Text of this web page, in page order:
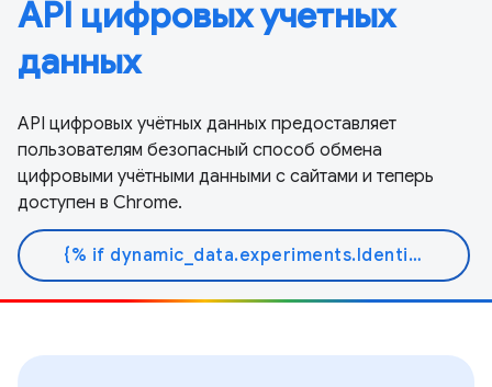
API цифровых учетных
данных
API цифровых учётных данных предоставляет
пользователям безопасный способ обмена
цифровыми учётными данными с сайтами и теперь
доступен в Chrome.
{% if dynamic_data.experiments.IdentityButtonTextFeature.button_variant == 'variant_a' %}Узнать больше{% else %}Читать документ{% endif %}